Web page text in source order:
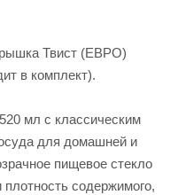
Твист (ЕВРО)
в комплект).
мл с классическим
для домашней и
пищевое стекло
плотность содержимого,